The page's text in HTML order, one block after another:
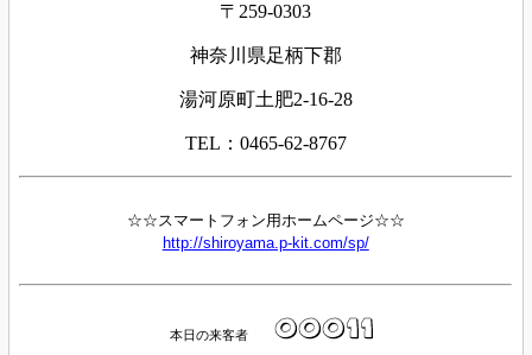
〒259-0303
神奈川県足柄下郡
湯河原町土肥2-16-28
TEL：0465-62-8767
☆☆スマートフォン用ホームページ☆☆
http://shiroyama.p-kit.com/sp/
本日の来客者